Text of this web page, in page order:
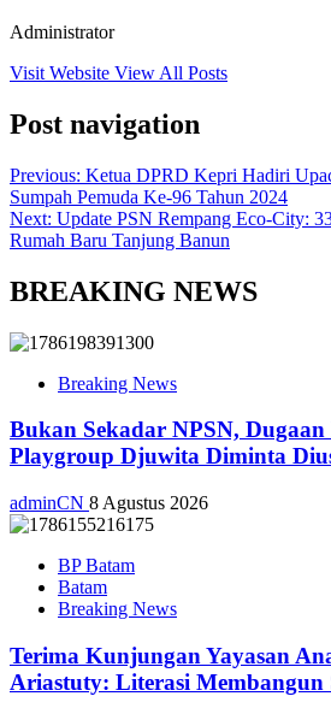
Administrator
Visit Website View All Posts
Post navigation
Previous: Ketua DPRD Kepri Hadiri
Sumpah Pemuda Ke-96 Tahun 2024
Next: Update PSN Rempang Eco-City:
Rumah Baru Tanjung Banun
BREAKING NEWS
Breaking News
Bukan Sekadar NPSN,
Playgroup Djuwita Diminta
adminCN 8 Agustus 2026
BP Batam
Batam
Breaking News
Terima Kunjungan Yayasan
Ariastuty: Literasi Membangun